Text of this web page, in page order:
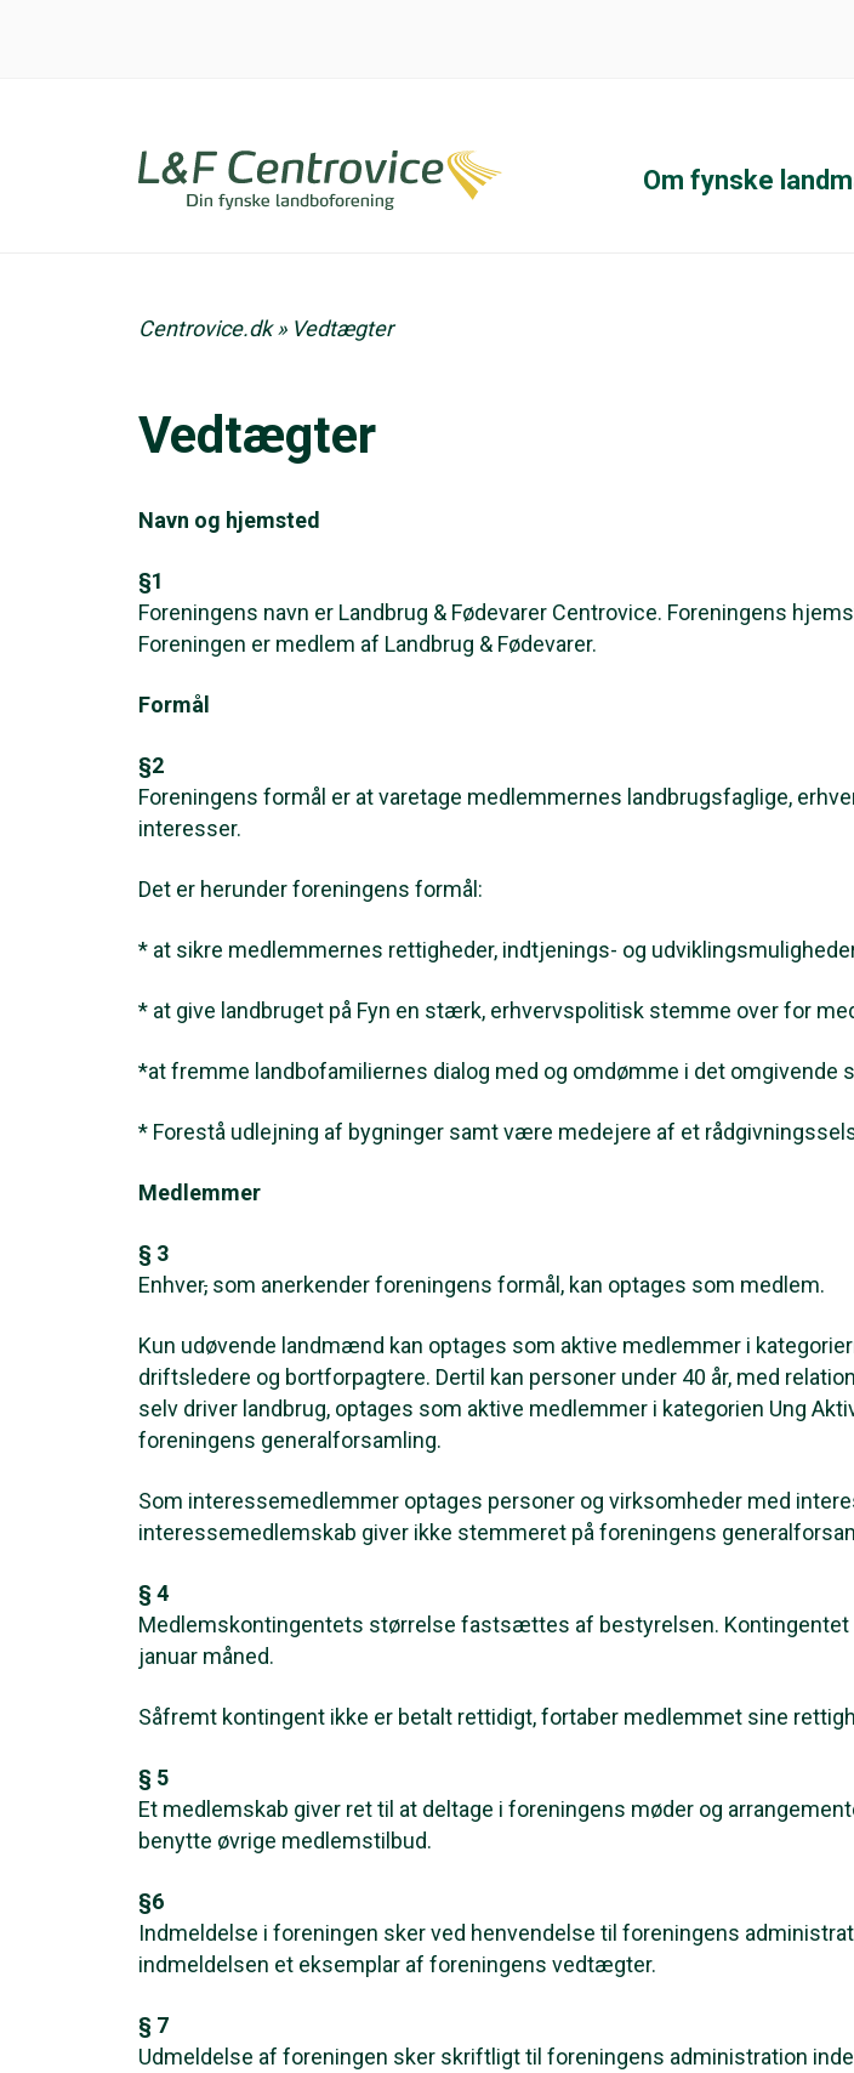
Om fynske
Centrovice.dk» Vedtægter
Vedtægter
Navn og hjemsted
§1
Foreningens navn er Landbrug & Fødevarer Centrovice. Foreningens
Foreningen er medlem af Landbrug & Fødevarer.
Formål
§2
Foreningens formål er at varetage medlemmernes landbrugsfaglige,
interesser.
Det er herunder foreningens formål:
* at sikre medlemmernes rettigheder, indtjenings- og
* at give landbruget på Fyn en stærk, erhvervspolitisk stemme over for
*at fremme landbofamiliernes dialog med og omdømme i det omgivende
* Forestå udlejning af bygninger samt være medejere af et
Medlemmer
§ 3
Enhver, som anerkender foreningens formål, kan optages som medlem.
Kun udøvende landmænd kan optages som aktive medlemmer i
driftsledere og bortforpagtere. Dertil kan personer under 40 år, med
selv driver landbrug, optages som aktive medlemmer i kategorien Ung
foreningens generalforsamling.
Som interessemedlemmer optages personer og virksomheder med
interessemedlemskab giver ikke stemmeret på foreningens
§ 4
Medlemskontingentets størrelse fastsættes af bestyrelsen. Kontingentet
januar måned.
Såfremt kontingent ikke er betalt rettidigt, fortaber medlemmet sine
§ 5
Et medlemskab giver ret til at deltage i foreningens møder og
benytte øvrige medlemstilbud.
§6
Indmeldelse i foreningen sker ved henvendelse til foreningens
indmeldelsen et eksemplar af foreningens vedtægter.
§ 7
Udmeldelse af foreningen sker skriftligt til foreningens administration